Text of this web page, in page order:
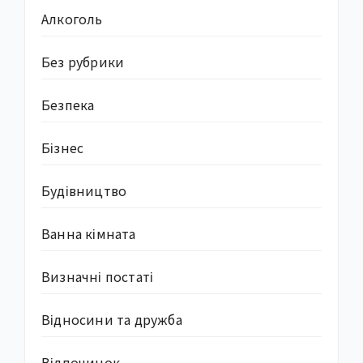
Алкоголь
Без рубрики
Безпека
Бізнес
Будівництво
Ванна кімната
Визначні постаті
Відносини та дружба